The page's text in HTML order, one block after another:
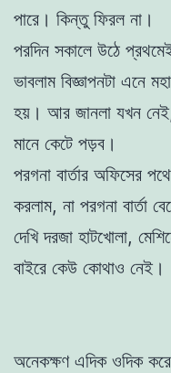
পারে। কিন্তু ফিরল না।
পরদিন সকালে উঠে প্রথমেই
ভাবলাম বিজ্ঞাপনটা এনে
হয়। আর জানলা যখন
মানে কেটে পড়ব।
পরগনা বার্তার অফিসের
করলাম, না পরগনা বার্তা
দেখি দরজা হাটখোলা,
বাইরে কেউ কোথাও নেই।
অনেকক্ষণ এদিক ওদিক